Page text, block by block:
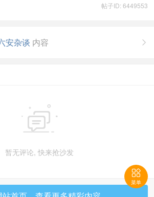
帖子ID: 6449553

安杂谈 内容

暂无评论, 快来抢沙发

菜单